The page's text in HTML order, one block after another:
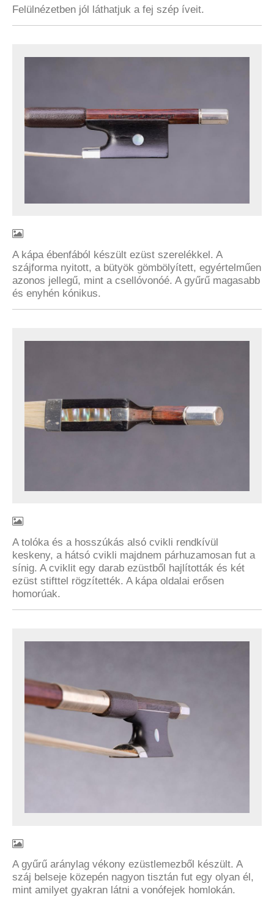
Felülnézetben jól láthatjuk a fej szép íveit.
A kápa ébenfából készült ezüst szerelékkel. A
szájforma nyitott, a bütyök gömbölyített, egyértelműen
azonos jellegű, mint a csellóvonóé. A gyűrű magasabb
és enyhén kónikus.
A tolóka és a hosszúkás alsó cvikli rendkívül
keskeny, a hátsó cvikli majdnem párhuzamosan fut a
sínig. A cviklit egy darab ezüstből hajlították és két
ezüst stifttel rögzítették. A kápa oldalai erősen
homorúak.
A gyűrű aránylag vékony ezüstlemezből készült. A
száj belseje közepén nagyon tisztán fut egy olyan él,
mint amilyet gyakran látni a vonófejek homlokán.